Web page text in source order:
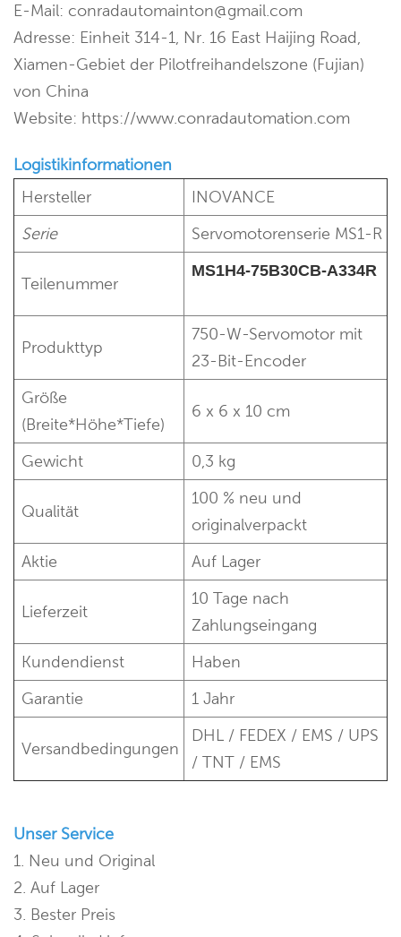
E-Mail: conradautomainton@gmail.com
Adresse: Einheit 314-1, Nr. 16 East Haijing Road,
Xiamen-Gebiet der Pilotfreihandelszone (Fujian)
von China
Website: https://www.conradautomation.com
Logistikinformationen
Hersteller
INOVANCE
Serie
Servomotorenserie MS1-R
Teilenummer
MS1H4-75B30CB-A334R
Produkttyp
750-W-Servomotor mit
23-Bit-Encoder
Größe
(Breite*Höhe*Tiefe)
6 x 6 x 10 cm
Gewicht 0,3 kg
Qualität
100 % neu und
originalverpackt
Aktie
Auf Lager
Lieferzeit
10 Tage nach
Zahlungseingang
Kundendienst
Haben
Garantie
1 Jahr
Versandbedingungen
DHL / FEDEX / EMS / UPS
/ TNT / EMS
Unser Service
1. Neu und Original
2. Auf Lager
3. Bester Preis